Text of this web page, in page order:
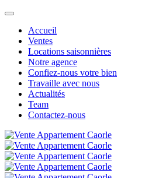
Accueil
Ventes
Locations saisonnières
Notre agence
Confiez-nous votre bien
Travaille avec nous
Actualités
Team
Contactez-nous